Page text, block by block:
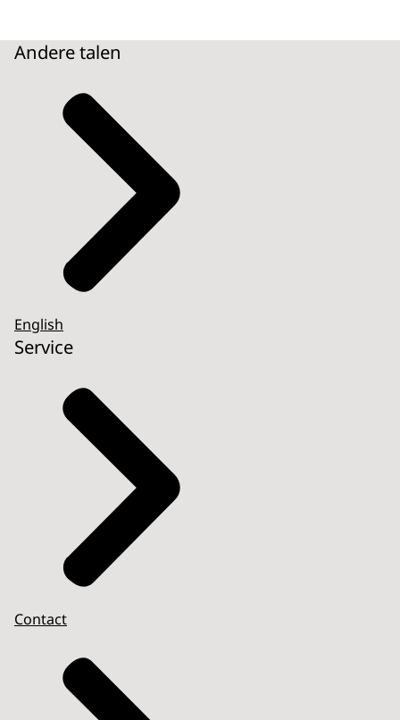
Andere talen
English
Service
Contact